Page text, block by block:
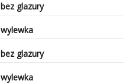
bez glazury
wylewka
bez glazury
wylewka